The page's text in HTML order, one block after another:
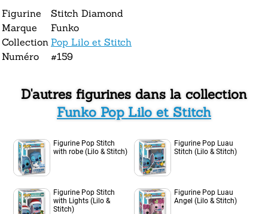
Figurine
Stitch Diamond
Marque
Funko
Collection Pop Lilo et Stitch
Numéro
#159
D'autres figurines dans la collection
Funko Pop Lilo et Stitch
Figurine Pop Stitch
with robe (Lilo & Stitch)
Figurine Pop Luau
Stitch (Lilo & Stitch)
Figurine Pop Stitch
with Lights (Lilo &
Stitch)
Figurine Pop Luau
Angel (Lilo & Stitch)